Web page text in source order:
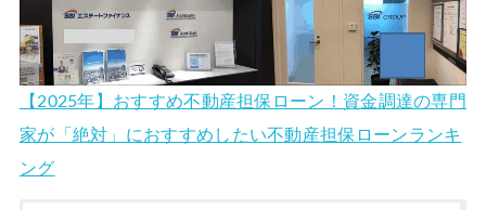
【2025年】おすすめ不動産担保ローン！資金調達の専門
家が「絶対」におすすめしたい不動産担保ローンランキ
ング